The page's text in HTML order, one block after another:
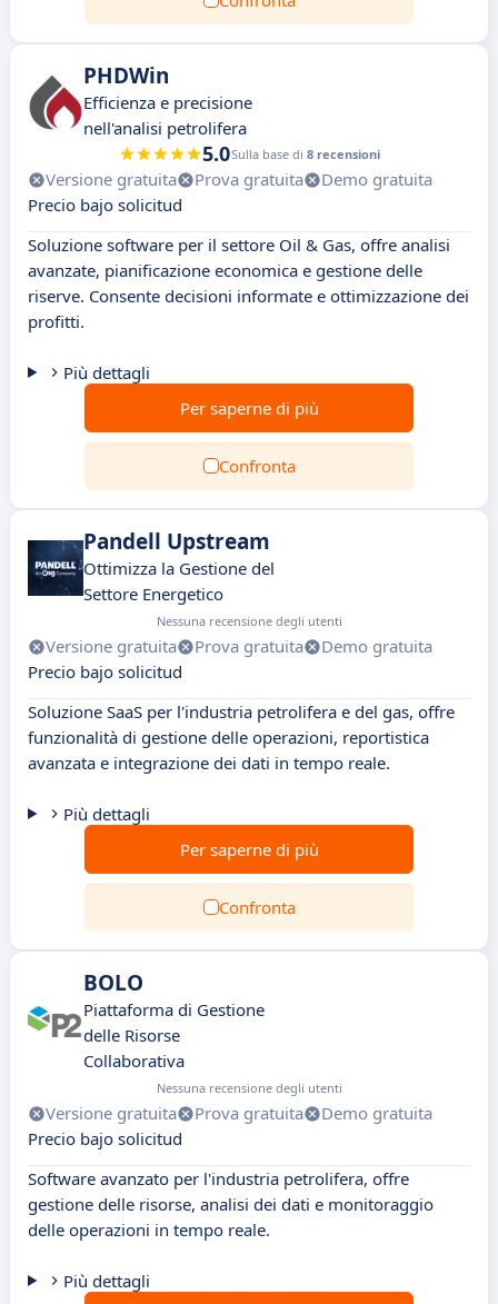
PHDWin
Efficienza e precisione
nell'analisi petrolifera
5.0Sulla base di 8 recensioni
Versione gratuita Prova gratuita
Demo gratuita
Precio bajo solicitud
Soluzione software per il settore Oil & Gas, offre analisi
avanzate, pianificazione economica e gestione delle
riserve. Consente decisioni informate e ottimizzazione dei
profitti.
Più dettagli
Per saperne di più
Confronta
Pandell Upstream
Ottimizza la Gestione del
Settore Energetico
Nessuna recensione degli utenti
Versione gratuita Prova gratuita
Demo gratuita
Precio bajo solicitud
Soluzione SaaS per l'industria petrolifera e del gas, offre
funzionalità di gestione delle operazioni, reportistica
avanzata e integrazione dei dati in tempo reale.
Più dettagli
Per saperne di più
Confronta
BOLO
Piattaforma di Gestione
delle Risorse
Collaborativa
Nessuna recensione degli utenti
Versione gratuita Prova gratuita
Demo gratuita
Precio bajo solicitud
Software avanzato per l'industria petrolifera, offre
gestione delle risorse, analisi dei dati e monitoraggio
delle operazioni in tempo reale.
Più dettagli